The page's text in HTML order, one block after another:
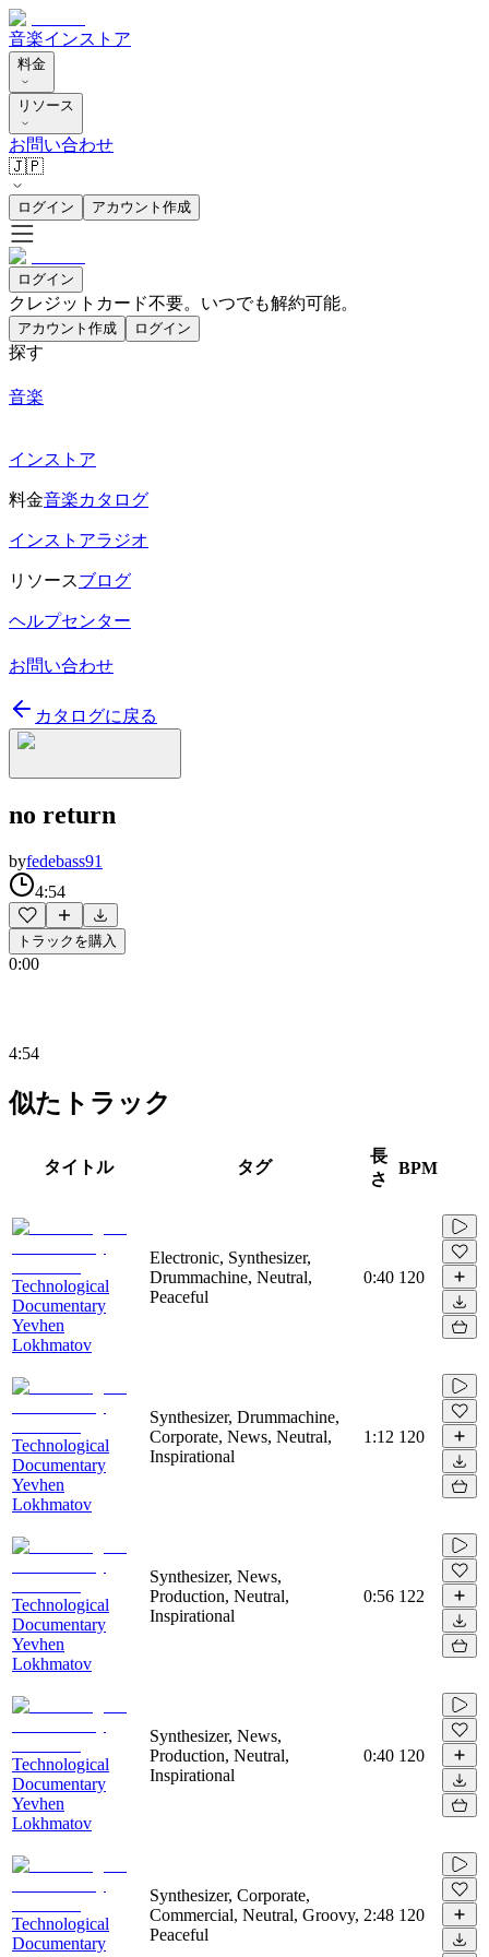
音楽インストア
料金
リソース
お問い合わせ
🇯🇵
ログイン アカウント作成
ログイン
クレジットカード不要。いつでも解約可能。
アカウント作成 ログイン
探す
音楽
インストア
料金音楽カタログ
インストアラジオ
リソースブログ
ヘルプセンター
お問い合わせ
カタログに戻る
no return
byfedebass91
4:54
トラックを購入
0:00
4:54
似たトラック
タイトル タグ
長
さ
BPM
Technological
Documentary
Yevhen
Lokhmatov
Electronic, Synthesizer,
Drummachine, Neutral,
Peaceful
0:40 120
Technological
Documentary
Yevhen
Lokhmatov
Synthesizer, Drummachine,
Corporate, News, Neutral,
Inspirational
1:12 120
Technological
Documentary
Yevhen
Lokhmatov
Synthesizer, News,
Production, Neutral,
Inspirational
0:56 122
Technological
Documentary
Yevhen
Lokhmatov
Synthesizer, News,
Production, Neutral,
Inspirational
0:40 120
Technological
Documentary
Synthesizer, Corporate,
Commercial, Neutral, Groovy,
Peaceful
2:48 120